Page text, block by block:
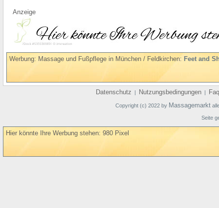
Anzeige
Werbung: Massage und Fußpflege in München / Feldkirchen: Feet and
Datenschutz | Nutzungsbedingungen | Faq
Copyright (c) 2022 by Massagemarkt
Seite
Hier könnte Ihre Werbung stehen: 980 Pixel